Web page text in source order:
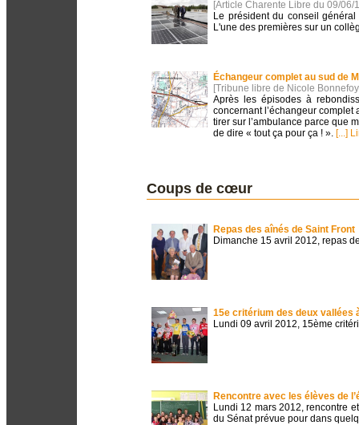
[Article Charente Libre du 09/06/
Le président du conseil
L'une des premières sur un
Échangeur complet au sud de
[Tribune libre de Nicole
Après les épisodes à
concernant l’échangeur
tirer sur l’ambulance parce que
de dire « tout ça pour ça ! ». [...]
Coups de cœur
Repas des aînés de Saint Front
Dimanche 15 avril 2012, repas
15e critérium des deux vallées
Lundi 09 avril 2012, 15ème
Rencontre avec les élèves de
Lundi 12 mars 2012, rencontre
du Sénat prévue pour dans